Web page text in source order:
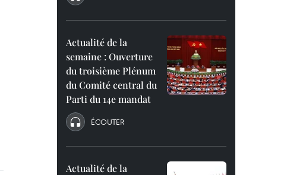
Actualité de la
semaine : Ouverture
du troisième Plénum
du Comité central du
Parti du 14e mandat
ÉCOUTER
Actualité de la